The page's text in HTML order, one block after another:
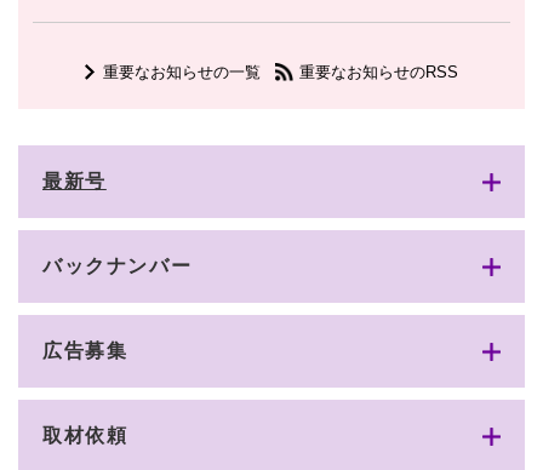
重要なお知らせの一覧 重要なお知らせのRSS
最新号
バックナンバー
広告募集
取材依頼